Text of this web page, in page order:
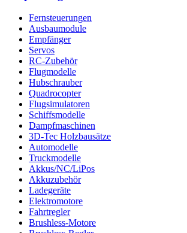
Fernsteuerungen
Ausbaumodule
Empfänger
Servos
RC-Zubehör
Flugmodelle
Hubschrauber
Quadrocopter
Flugsimulatoren
Schiffsmodelle
Dampfmaschinen
3D-Tec Holzbausätze
Automodelle
Truckmodelle
Akkus/NC/LiPos
Akkuzubehör
Ladegeräte
Elektromotore
Fahrtregler
Brushless-Motore